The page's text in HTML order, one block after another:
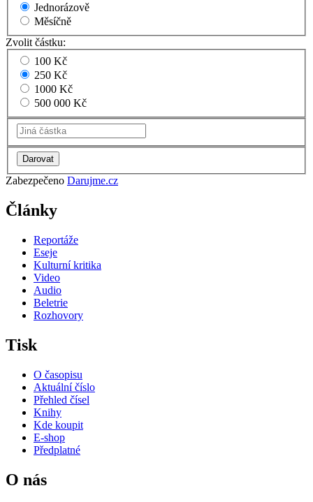
Jednorázově
Měsíčně
Zvolit částku:
100 Kč
250 Kč
1000 Kč
500 000 Kč
Zabezpečeno Darujme.cz
Články
Reportáže
Eseje
Kulturní kritika
Video
Audio
Beletrie
Rozhovory
Tisk
O časopisu
Aktuální číslo
Přehled čísel
Knihy
Kde koupit
E-shop
Předplatné
O nás